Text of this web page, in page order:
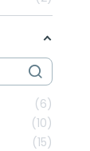
6
10
15